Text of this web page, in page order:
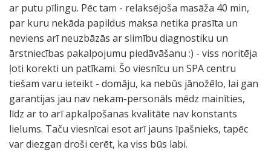
ar putu pīlingu. Pēc tam - relaksējoša masāža 40 min,
par kuru nekāda papildus maksa netika prasīta un
neviens arī neuzbāzās ar slimību diagnostiku un
ārstniecības pakalpojumu piedāvāšanu :) - viss noritēja
ļoti korekti un patīkami. Šo viesnīcu un SPA centru
tiešam varu ieteikt - domāju, ka nebūs jānožēlo, lai gan
garantijas jau nav nekam-personāls mēdz mainīties,
līdz ar to arī apkalpošanas kvalitāte nav konstants
lielums. Taču viesnīcai esot arī jauns īpašnieks, tapēc
var diezgan droši cerēt, ka viss būs labi.